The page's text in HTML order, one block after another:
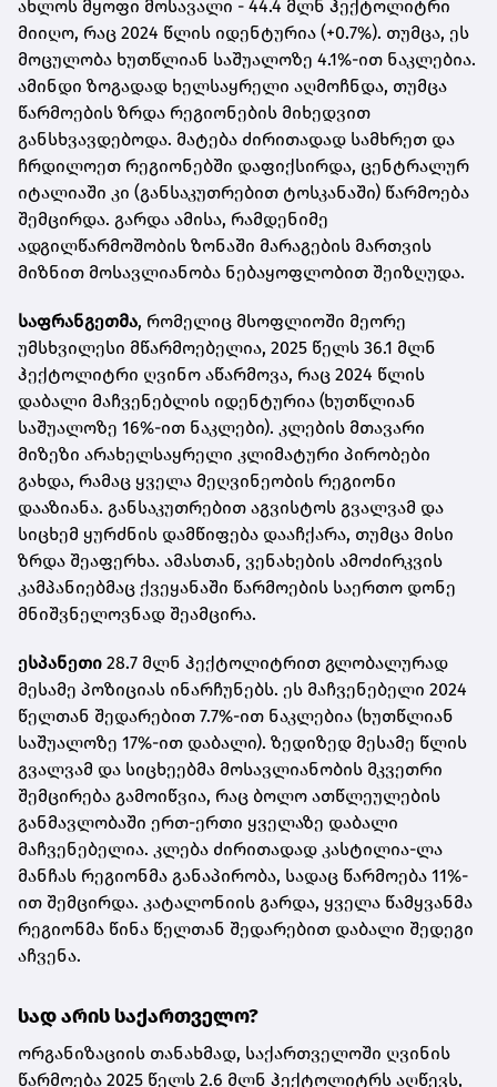
ახლოს მყოფი მოსავალი - 44.4 მლნ ჰექტოლიტრი
მიიღო, რაც 2024 წლის იდენტურია (+0.7%). თუმცა, ეს
მოცულობა ხუთწლიან საშუალოზე 4.1%-ით ნაკლებია.
ამინდი ზოგადად ხელსაყრელი აღმოჩნდა, თუმცა
წარმოების ზრდა რეგიონების მიხედვით
განსხვავდებოდა. მატება ძირითადად სამხრეთ და
ჩრდილოეთ რეგიონებში დაფიქსირდა, ცენტრალურ
იტალიაში კი (განსაკუთრებით ტოსკანაში) წარმოება
შემცირდა. გარდა ამისა, რამდენიმე
ადგილწარმოშობის ზონაში მარაგების მართვის
მიზნით მოსავლიანობა ნებაყოფლობით შეიზღუდა.
საფრანგეთმა, რომელიც მსოფლიოში მეორე
უმსხვილესი მწარმოებელია, 2025 წელს 36.1 მლნ
ჰექტოლიტრი ღვინო აწარმოვა, რაც 2024 წლის
დაბალი მაჩვენებლის იდენტურია (ხუთწლიან
საშუალოზე 16%-ით ნაკლები). კლების მთავარი
მიზეზი არახელსაყრელი კლიმატური პირობები
გახდა, რამაც ყველა მეღვინეობის რეგიონი
დააზიანა. განსაკუთრებით აგვისტოს გვალვამ და
სიცხემ ყურძნის დამწიფება დააჩქარა, თუმცა მისი
ზრდა შეაფერხა. ამასთან, ვენახების ამოძირკვის
კამპანიებმაც ქვეყანაში წარმოების საერთო დონე
მნიშვნელოვნად შეამცირა.
ესპანეთი 28.7 მლნ ჰექტოლიტრით გლობალურად
მესამე პოზიციას ინარჩუნებს. ეს მაჩვენებელი 2024
წელთან შედარებით 7.7%-ით ნაკლებია (ხუთწლიან
საშუალოზე 17%-ით დაბალი). ზედიზედ მესამე წლის
გვალვამ და სიცხეებმა მოსავლიანობის მკვეთრი
შემცირება გამოიწვია, რაც ბოლო ათწლეულების
განმავლობაში ერთ-ერთი ყველაზე დაბალი
მაჩვენებელია. კლება ძირითადად კასტილია-ლა
მანჩას რეგიონმა განაპირობა, სადაც წარმოება 11%-
ით შემცირდა. კატალონიის გარდა, ყველა წამყვანმა
რეგიონმა წინა წელთან შედარებით დაბალი შედეგი
აჩვენა.
სად არის საქართველო?
ორგანიზაციის თანახმად, საქართველოში ღვინის
წარმოება 2025 წელს 2.6 მლნ ჰექტოლიტრს აღწევს,